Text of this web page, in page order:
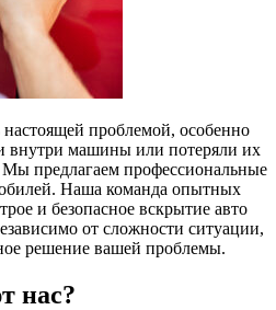
настоящей проблемой, особенно
внутри машины или потеряли их
Мы предлагаем профессиональные
Наша команда опытных
и безопасное вскрытие авто
от сложности ситуации,
решение вашей проблемы.
нас?